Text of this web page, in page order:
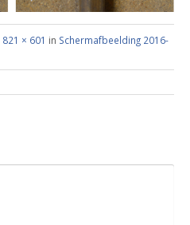
821 × 601 in Schermafbeelding 2016-